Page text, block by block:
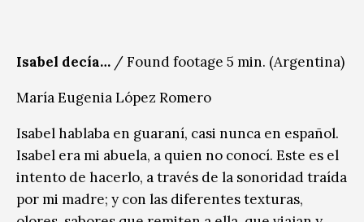
Isabel decía… / Found footage 5 min. (Argentina)
María Eugenia López Romero
Isabel hablaba en guaraní, casi nunca en español.
Isabel era mi abuela, a quien no conocí. Este es el
intento de hacerlo, a través de la sonoridad traída
por mi madre; y con las diferentes texturas,